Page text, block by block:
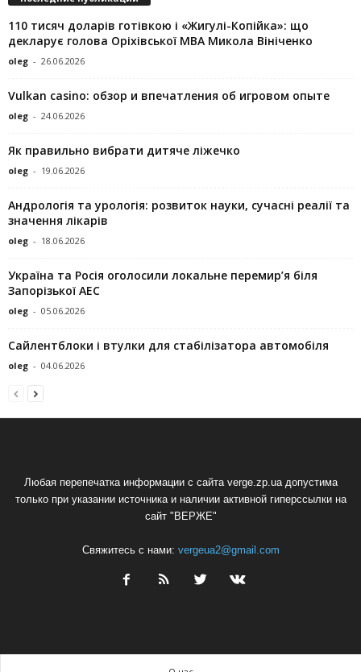
110 тисяч доларів готівкою і «Жигулі-Копійка»: що
декларує голова Оріхівської МВА Микола Вініченко
oleg - 26.06.2026
Vulkan casino: обзор и впечатления об игровом опыте
oleg - 24.06.2026
Як правильно вибрати дитяче ліжечко
oleg - 19.06.2026
Андрологія та урологія: розвиток науки, сучасні реалії та
значення лікарів
oleg - 18.06.2026
Україна та Росія оголосили локальне перемир’я біля
Запорізької АЕС
oleg - 05.06.2026
Сайлентблоки і втулки для стабілізатора автомобіля
oleg - 04.06.2026
Любая перепечатка информации с сайта verge.zp.ua допустима
только при указании источника и наличии активной гиперссылки на
сайт "ВЕРЖЕ"
Свяжитесь с нами: vergeua2@gmail.com